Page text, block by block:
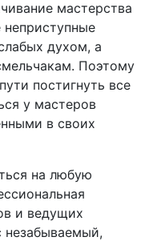
мастерства
духом, а
Поэтому
постигнуть все
у мастеров
в своих
на любую
и ведущих
незабываемый,